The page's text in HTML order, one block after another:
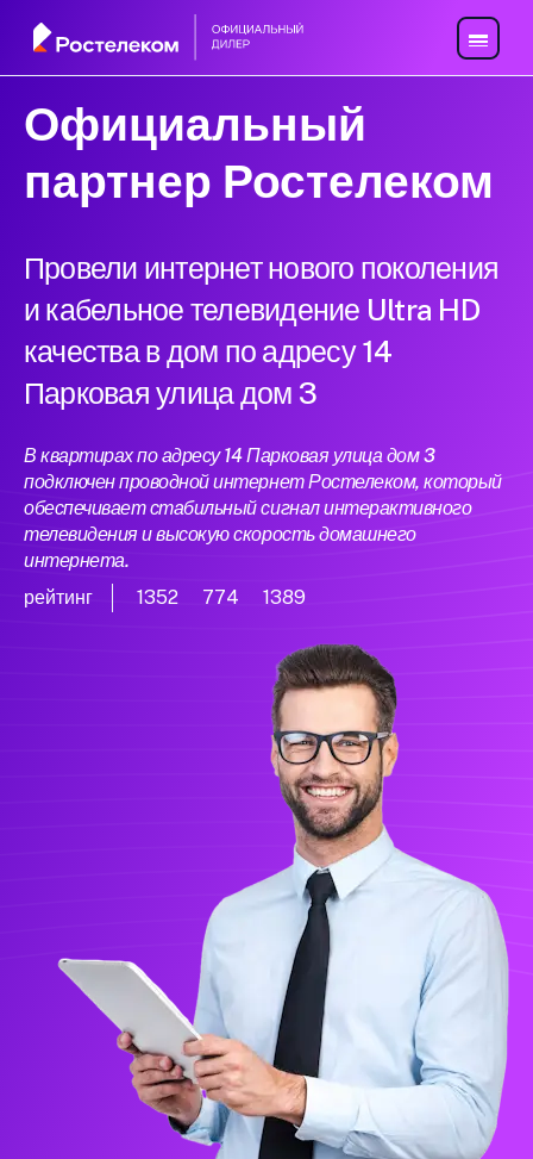
Официальный
партнер Ростелеком
Провели интернет нового поколения
и кабельное телевидение Ultra HD
качества в дом по адресу 14
Парковая улица дом 3
В квартирах по адресу 14 Парковая улица дом 3
подключен проводной интернет Ростелеком, который
обеспечивает стабильный сигнал интерактивного
телевидения и высокую скорость домашнего
интернета.
рейтинг
1352 774 1389